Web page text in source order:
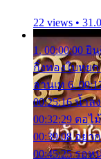
22 views •
1. 00:00:00 ยิ
กิ่งทองใบหยก
ลานเท 6.
00:25:16 น้ำล
00:32:29 ตอไ
00:39:08 อยา
00:45:25 รอห